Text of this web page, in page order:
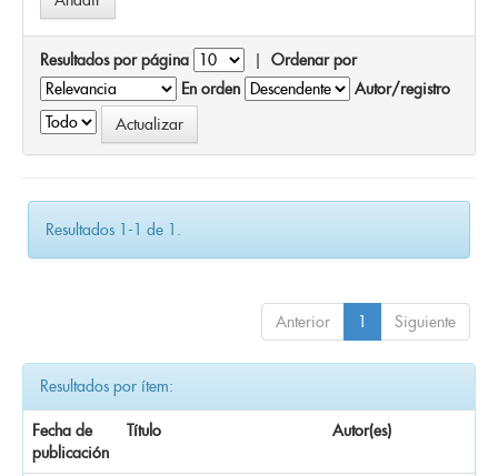
Resultados por página | Ordenar por
En orden
Autor/registro
Resultados 1-1 de 1.
Anterior 1 Siguiente
Resultados por ítem:
Fecha de
publicación
Título Autor(es)